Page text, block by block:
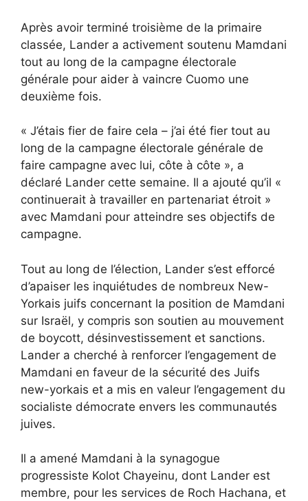
Après avoir terminé troisième de la primaire
classée, Lander a activement soutenu Mamdani
tout au long de la campagne électorale
générale pour aider à vaincre Cuomo une
deuxième fois.
« J’étais fier de faire cela – j’ai été fier tout au
long de la campagne électorale générale de
faire campagne avec lui, côte à côte », a
déclaré Lander cette semaine. Il a ajouté qu’il «
continuerait à travailler en partenariat étroit »
avec Mamdani pour atteindre ses objectifs de
campagne.
Tout au long de l’élection, Lander s’est efforcé
d’apaiser les inquiétudes de nombreux New-
Yorkais juifs concernant la position de Mamdani
sur Israël, y compris son soutien au mouvement
de boycott, désinvestissement et sanctions.
Lander a cherché à renforcer l’engagement de
Mamdani en faveur de la sécurité des Juifs
new-yorkais et a mis en valeur l’engagement du
socialiste démocrate envers les communautés
juives.
Il a amené Mamdani à la synagogue
progressiste Kolot Chayeinu, dont Lander est
membre, pour les services de Roch Hachana, et